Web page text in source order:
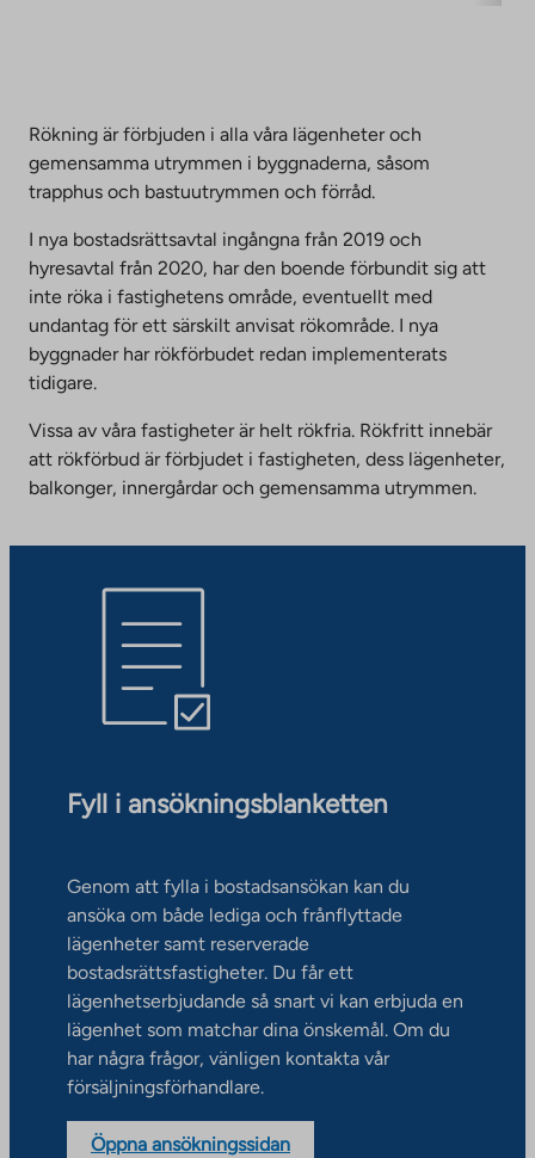
Rökning är förbjuden i alla våra lägenheter och
gemensamma utrymmen i byggnaderna, såsom
trapphus och bastuutrymmen och förråd.
I nya bostadsrättsavtal ingångna från 2019 och
hyresavtal från 2020, har den boende förbundit sig att
inte röka i fastighetens område, eventuellt med
undantag för ett särskilt anvisat rökområde. I nya
byggnader har rökförbudet redan implementerats
tidigare.
Vissa av våra fastigheter är helt rökfria. Rökfritt innebär
att rökförbud är förbjudet i fastigheten, dess lägenheter,
balkonger, innergårdar och gemensamma utrymmen.
Fyll i ansökningsblanketten
Genom att fylla i bostadsansökan kan du
ansöka om både lediga och frånflyttade
lägenheter samt reserverade
bostadsrättsfastigheter. Du får ett
lägenhetserbjudande så snart vi kan erbjuda en
lägenhet som matchar dina önskemål. Om du
har några frågor, vänligen kontakta vår
försäljningsförhandlare.
Öppna ansökningssidan